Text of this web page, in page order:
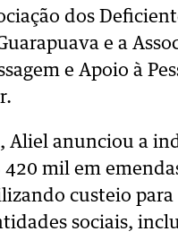
dos
e a
e Apoio à
Aliel anunciou a
420 mil em
custeio para
sociais,